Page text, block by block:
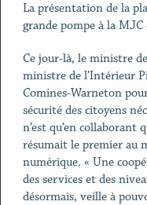
La présentation de la
grande pompe à la
Ce jour-là, le ministre
ministre de l’Intérieur
Comines-Warneton
sécurité des citoyens
n’est qu’en collaborant
résumait le premier au
numérique. « Une
des services et des
désormais, veille à